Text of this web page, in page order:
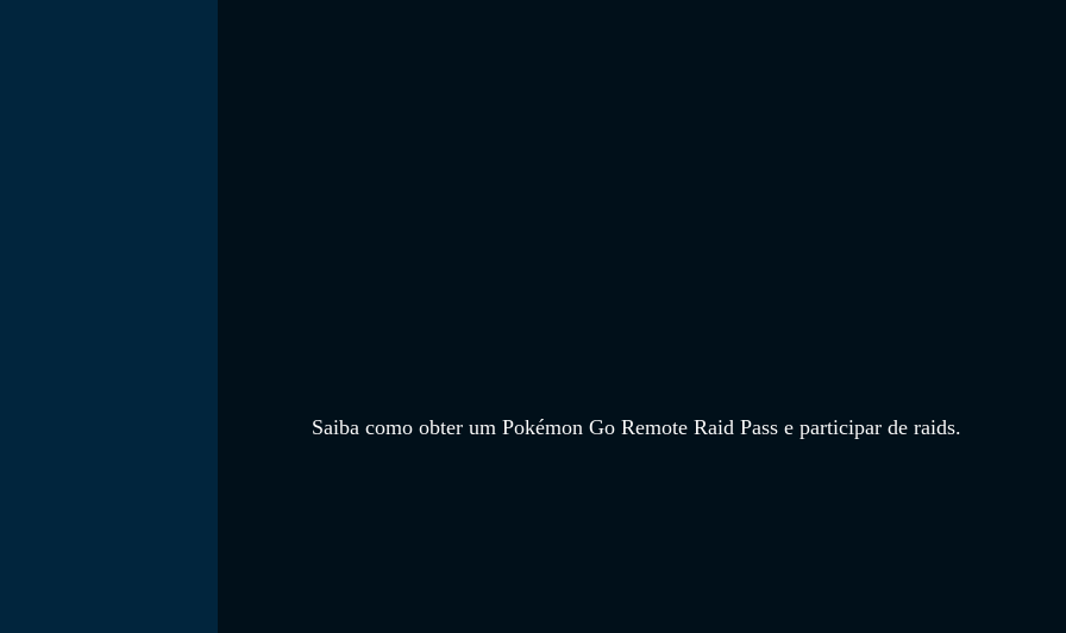
Saiba como obter um Pokémon Go Remote Raid Pass e participar de raids.